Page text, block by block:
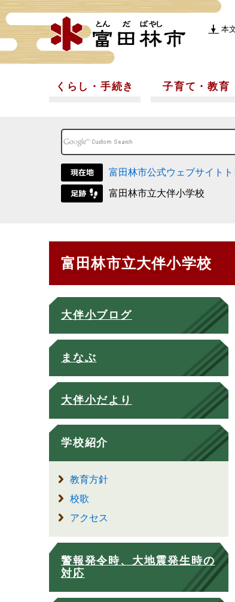
本
くらし・手続き 子育て・教育
富田林市公式ウェブサイト
富田林市立大伴小学校
富田林市立大伴小学校
大伴小ブログ
まなぶ
大伴小だより
学校紹介
教育方針
校歌
アクセス
警報発令時、大地震発生時の
対応